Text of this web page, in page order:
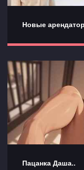
Новые
Пацанка Даша..